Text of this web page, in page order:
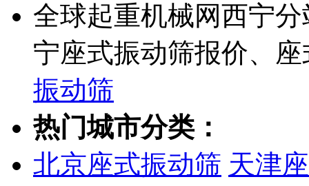
全球起重机械网西宁
宁座式振动筛报价、
振动筛
热门城市分类：
北京座式振动筛 天津